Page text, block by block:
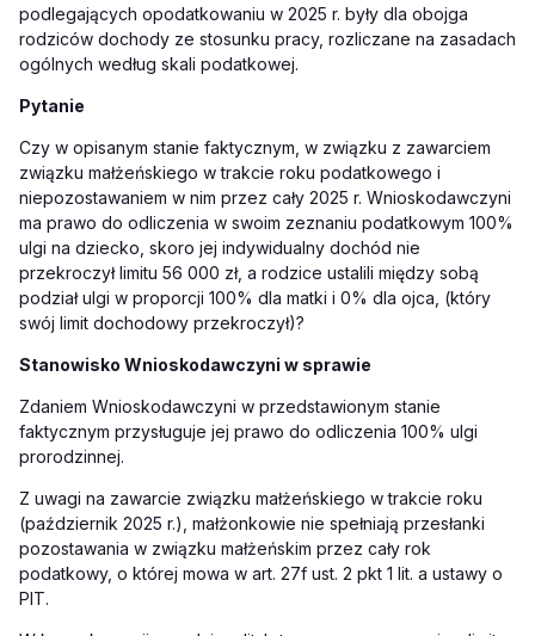
podlegających opodatkowaniu w 2025 r. były dla obojga
rodziców dochody ze stosunku pracy, rozliczane na zasadach
ogólnych według skali podatkowej.
Pytanie
Czy w opisanym stanie faktycznym, w związku z zawarciem
związku małżeńskiego w trakcie roku podatkowego i
niepozostawaniem w nim przez cały 2025 r. Wnioskodawczyni
ma prawo do odliczenia w swoim zeznaniu podatkowym 100%
ulgi na dziecko, skoro jej indywidualny dochód nie
przekroczył limitu 56 000 zł, a rodzice ustalili między sobą
podział ulgi w proporcji 100% dla matki i 0% dla ojca, (który
swój limit dochodowy przekroczył)?
Stanowisko Wnioskodawczyni w sprawie
Zdaniem Wnioskodawczyni w przedstawionym stanie
faktycznym przysługuje jej prawo do odliczenia 100% ulgi
prorodzinnej.
Z uwagi na zawarcie związku małżeńskiego w trakcie roku
(październik 2025 r.), małżonkowie nie spełniają przesłanki
pozostawania w związku małżeńskim przez cały rok
podatkowy, o której mowa w art. 27f ust. 2 pkt 1 lit. a ustawy o
PIT.